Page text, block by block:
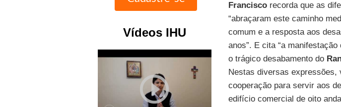
Vídeos IHU
play_circle_outline
Franciscorecorda que as
“abraçaram este caminho
comum e a resposta aos
anos”. E cita “a
o trágico desabamento do
Nestas diversas expressões,
cooperação para servir aos
edifício comercial de oito